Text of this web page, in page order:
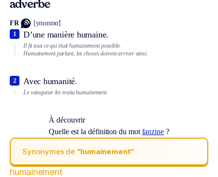
adverbe
FR [ymɛnmɑ̃]
D’une manière humaine.
1
Il fit tout ce qui était humainement possible.
Humainement parlant, les choses doivent arriver ainsi.
Avec humanité.
2
Le vainqueur les traita humainement.
À découvrir
Quelle est la définition du mot fanzine ?
Synonymes de “humainement“
humainement